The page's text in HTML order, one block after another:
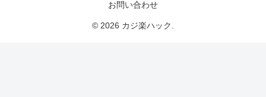
お問い合わせ
© 2026 カジ楽ハック.